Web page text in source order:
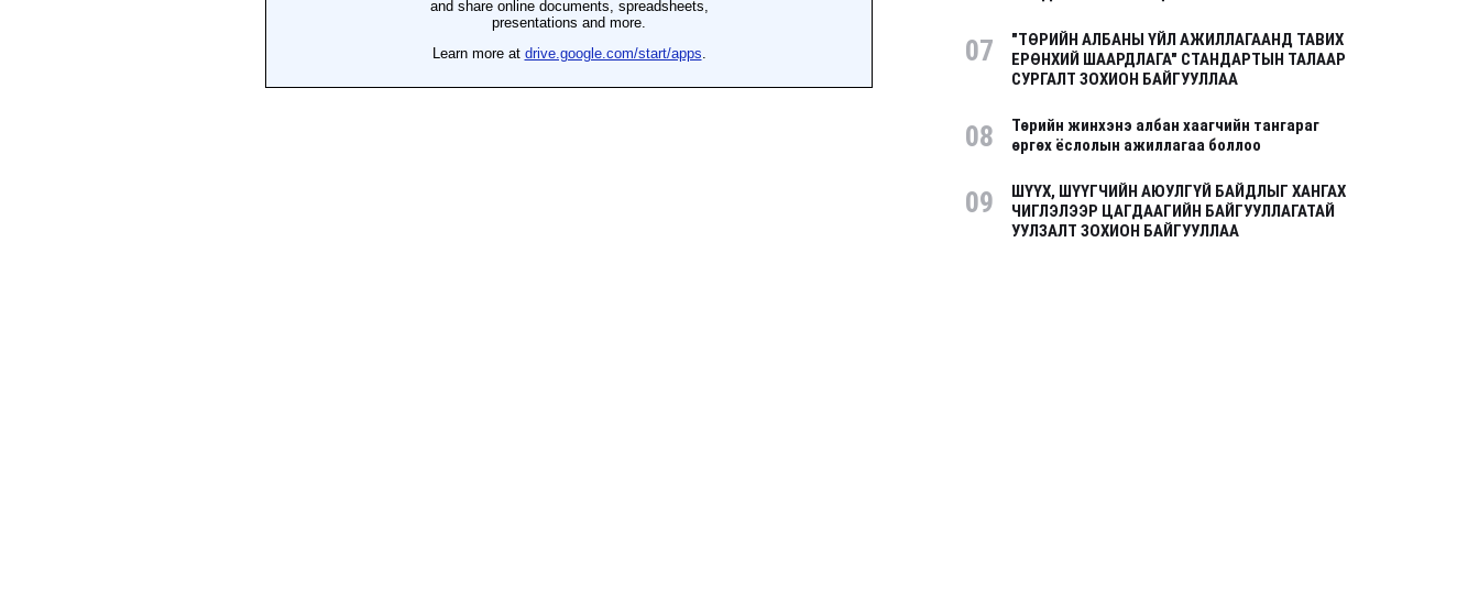
07
"ТӨРИЙН АЛБАНЫ ҮЙЛ АЖИЛЛАГААНД ТАВИХ
ЕРӨНХИЙ ШААРДЛАГА" СТАНДАРТЫН ТАЛААР
СУРГАЛТ ЗОХИОН БАЙГУУЛЛАА
08
Төрийн жинхэнэ албан хаагчийн тангараг
өргөх ёслолын ажиллагаа боллоо
09
ШҮҮХ, ШҮҮГЧИЙН АЮУЛГҮЙ БАЙДЛЫГ ХАНГАХ
ЧИГЛЭЛЭЭР ЦАГДААГИЙН БАЙГУУЛЛАГАТАЙ
УУЛЗАЛТ ЗОХИОН БАЙГУУЛЛАА